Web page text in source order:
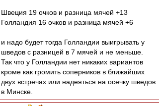
Швеция 19 очков и разница мячей +13
Голландия 16 очков и разница мячей +6
и надо будет тогда Голландии выигрывать у
шведов с разницей в 7 мячей и не меньше.
Так что у Голландии нет никаких вариантов
кроме как громить соперников в ближайших
двух встречах или надеяться на осечку шведов
в Минске.